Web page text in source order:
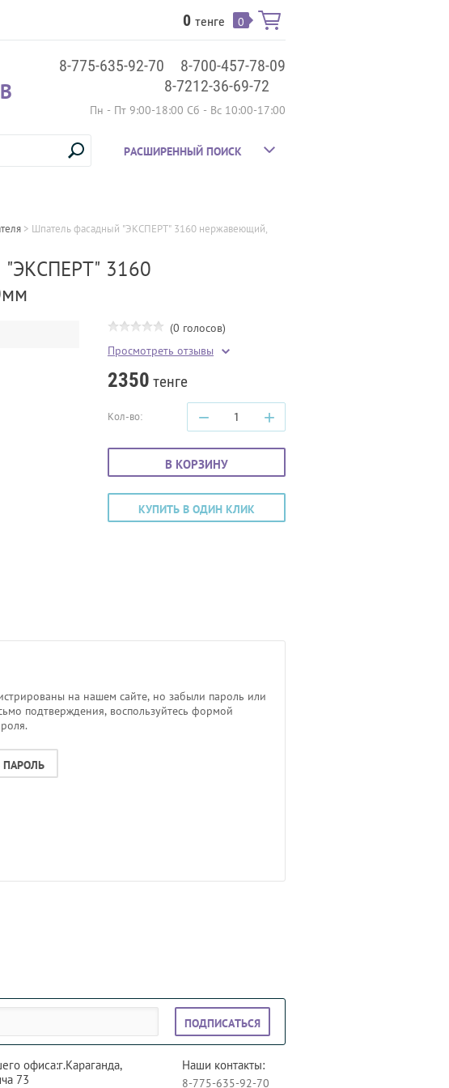
0 тенге 0
8-775-635-92-70
8-700-457-78-09
8-7212-36-69-72
Пн - Пт 9:00-18:00 Сб - Вс 10:00-17:00
РАСШИРЕННЫЙ ПОИСК
> Шпатель фасадный "ЭКСПЕРТ" 3160 нержавеющий,
"ЭКСПЕРТ" 3160
(0 голосов)
Просмотреть отзывы
2350 тенге
Кол-во: − +
В КОРЗИНУ
КУПИТЬ В ОДИН КЛИК
на нашем сайте, но забыли пароль или
подтверждения, воспользуйтесь формой
ПАРОЛЬ
ПОДПИСАТЬСЯ
офиса:г.Караганда,
73
Наши контакты:
8-775-635-92-70